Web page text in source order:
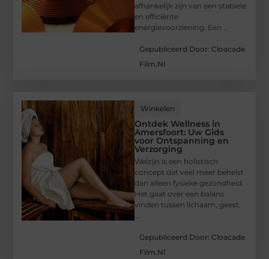
afhankelijk zijn van een stabiele
en efficiënte
energievoorziening. Een ...
Gepubliceerd Door: Cloacade
Film.nl
Winkelen
Ontdek Wellness in
Amersfoort: Uw Gids
voor Ontspanning en
Verzorging
Welzijn is een holistisch
concept dat veel meer behelst
dan alleen fysieke gezondheid.
Het gaat over een balans
vinden tussen lichaam, geest,
...
Gepubliceerd Door: Cloacade
Film.nl